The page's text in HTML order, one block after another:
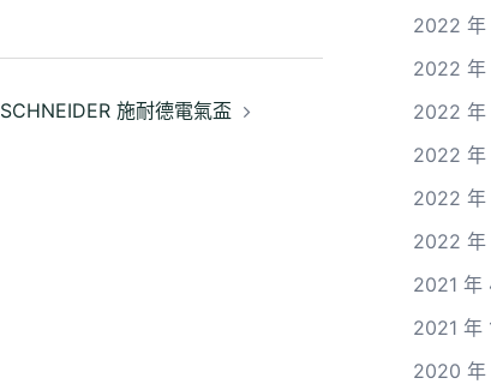
SCHNEIDER 施耐德電氣盃
2022 年
2022 年
2022 年
2022 年
2022 年
2022 年
2021 年
2021 年
2020 年